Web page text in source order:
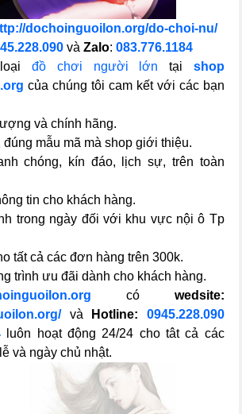
dochoinguoilon.org/do-choi-nu/
và Zalo: 083.776.1184
loạiđồ chơi người lớn tại shop
của chúng tôi cam kết với các bạn
và chính hãng.
đúng mẫu mã mà shop giới thiệu.
chóng, kín đáo, lịch sự, trên toàn
tin cho khách hàng.
trong ngày đối với khu vực nội ô Tp
tất cả các đơn hàng trên 300k.
trình ưu đãi dành cho khách hàng.
có wedsite:
và Hotline: 0945.228.090
luôn hoạt động 24/24 cho tât cả các
và ngày chủ nhật.